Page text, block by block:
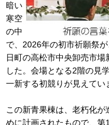
暗い
寒空
の中
で、2026年の初市祈願祭
日町の高松市中央卸売市
した。会場となる2階の見
一新する初競りが見えてい
この新青果棟は、老朽化
めに計画されたもので、第